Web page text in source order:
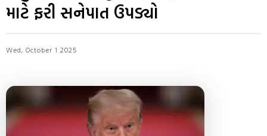
માટે ફરી સનેપાત ઉપડ્યો
Wed, October 1 2025